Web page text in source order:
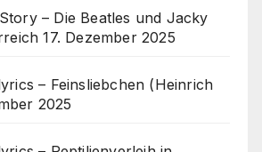
– Die Beatles und Jacky
17. Dezember 2025
– Feinsliebchen (Heinrich
2025